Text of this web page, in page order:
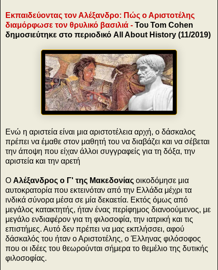
Εκπαιδεύοντας τον Αλέξανδρο: Πώς ο Αριστοτέλης
διαμόρφωσε τον θρυλικό βασιλιά - Του Tom Cohen
δημοσιεύτηκε στο περιοδικό All About History (11/2019)
Ενώ η αριστεία είναι μια αριστοτέλεια αρχή, ο δάσκαλος
πρέπει να έμαθε στον μαθητή του να διαβάζει και να σέβεται
την άποψη που είχαν άλλοι συγγραφείς για τη δόξα, την
αριστεία και την αρετή
Ο Αλέξανδρος ο Γ' της Μακεδονίας οικοδόμησε μια
αυτοκρατορία που εκτεινόταν από την Ελλάδα μέχρι τα
ινδικά σύνορα μέσα σε μία δεκαετία. Εκτός όμως από
μεγάλος κατακτητής, ήταν ένας περίφημος διανοούμενος, με
μεγάλο ενδιαφέρον για τη φιλοσοφία, την ιατρική και τις
επιστήμες. Αυτό δεν πρέπει να μας εκπλήσσει, αφού
δάσκαλός του ήταν ο Αριστοτέλης, ο Έλληνας φιλόσοφος
που οι ιδέες του θεωρούνται σήμερα το θεμέλιο της δυτικής
φιλοσοφίας.